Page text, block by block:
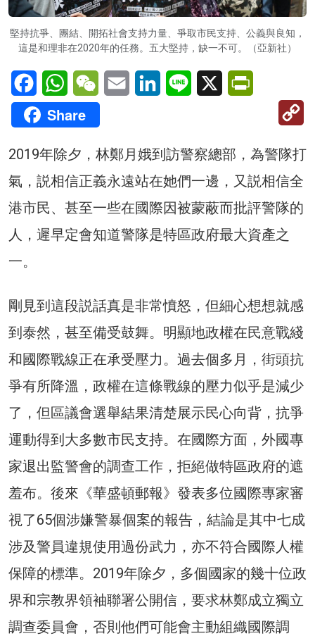
堅持抗爭、團結、開拓社會支持力量、爭取市民支持、公義與良知，
這是和理非在2020年的任務。五大堅持，缺一不可。（亞新社）
FacebookWhatsAppWeChatEmail LinkedInLine X
Share
2019年除夕，林鄭月娥到訪警察總部，為警隊打
氣，説相信正義永遠站在她們一邊，又説相信全
港市民、甚至一些在國際因被蒙蔽而批評警隊的
人，遲早定會知道警隊是特區政府最大資產之
一。
剛見到這段説話真是非常憤怒，但細心想想就感
到泰然，甚至備受鼓舞。明顯地政權在民意戰綫
和國際戰線正在承受壓力。過去個多月，街頭抗
爭有所降溫，政權在這條戰線的壓力似乎是減少
了，但區議會選舉結果清楚展示民心向背，抗爭
運動得到大多數市民支持。在國際方面，外國專
家退出監警會的調查工作，拒絕做特區政府的遮
羞布。後來《華盛頓郵報》發表多位國際專家審
視了65個涉嫌警暴個案的報告，結論是其中七成
涉及警員違規使用過份武力，亦不符合國際人權
保障的標準。2019年除夕，多個國家的幾十位政
界和宗教界領袖聯署公開信，要求林鄭成立獨立
調查委員會，否則他們可能會主動組織國際調